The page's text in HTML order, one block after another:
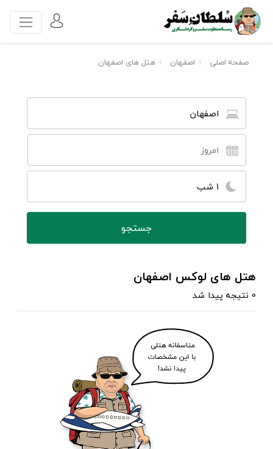
صفحه اصلی اصفهان هتل های اصفهان
اصفهان
1 شب
هتل های لوکس اصفهان
0 نتیجه پیدا شد